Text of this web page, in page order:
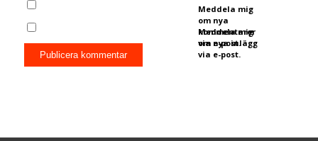
Meddela mig
om nya
kommentarer
via e-post.
Meddela mig
om nya inlägg
via e-post.